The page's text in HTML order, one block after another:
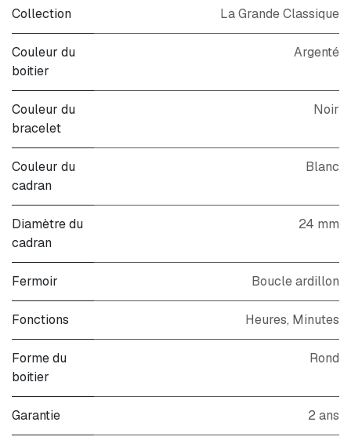
Collection La Grande Classique
Couleur du
boitier
Argenté
Couleur du
bracelet
Noir
Couleur du
cadran
Blanc
Diamètre du
cadran
24 mm
Fermoir Boucle ardillon
Fonctions Heures, Minutes
Forme du
boitier
Rond
Garantie 2 ans